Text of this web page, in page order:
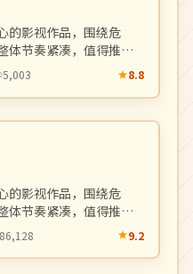
的影视作品，围绕危
体节奏紧凑，值得推荐
5,003 8.8
的影视作品，围绕危
体节奏紧凑，值得推荐
86,128 9.2